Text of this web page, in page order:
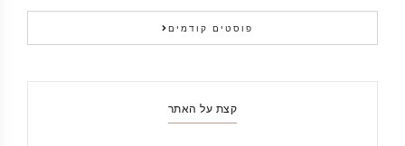
פוסטים קודמים
קצת על האתר